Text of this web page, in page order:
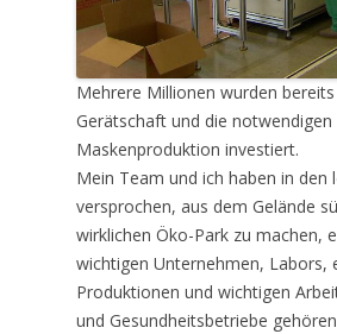
Mehrere Millionen wurden
Gerätschaft und die
Maskenproduktion investiert.
Mein Team und ich haben in den
versprochen, aus dem Gelände
wirklichen Öko-Park zu machen,
wichtigen Unternehmen, Labors,
Produktionen und wichtigen
und Gesundheitsbetriebe